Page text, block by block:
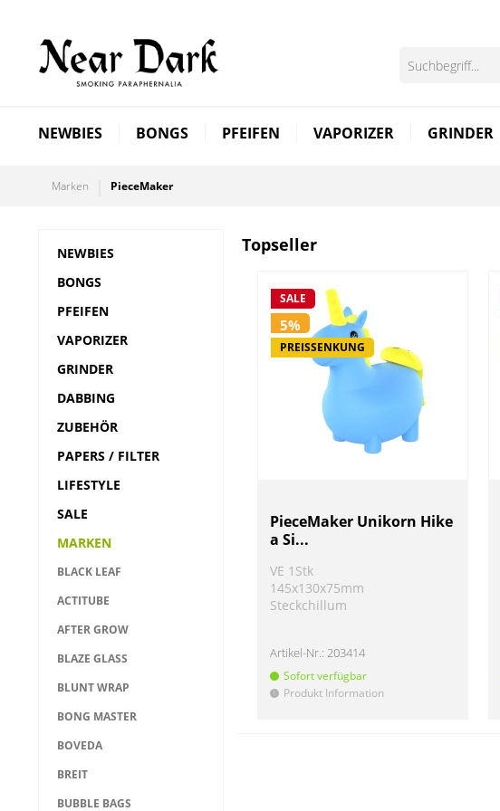
NEWBIES BONGS PFEIFEN VAPORIZER GRINDER
Marken PieceMaker
NEWBIES
BONGS
PFEIFEN
VAPORIZER
GRINDER
DABBING
ZUBEHÖR
PAPERS / FILTER
LIFESTYLE
SALE
MARKEN
BLACK LEAF
ACTITUBE
AFTER GROW
BLAZE GLASS
BLUNT WRAP
BONG MASTER
BOVEDA
BREIT
BUBBLE BAGS
Topseller
SALE
5%
PREISSENKUNG
PieceMaker Unikorn Hike
a Si...
VE 1Stk
145x130x75mm
Steckchillum
Artikel-Nr.:203414
Sofort verfügbar
! Produkt Information